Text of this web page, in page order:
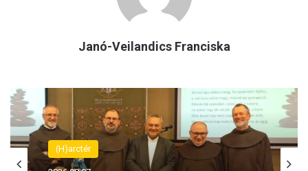
Janó-Veilandics Franciska
(H)arctér